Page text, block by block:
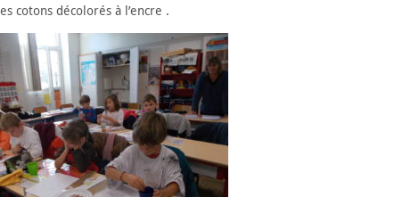
cotons décolorés à l’encre .